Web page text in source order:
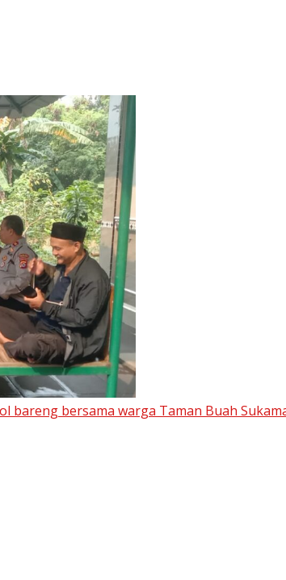
bareng bersama warga Taman Buah